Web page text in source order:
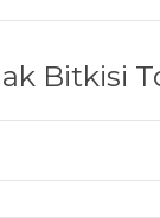
Bitkisi